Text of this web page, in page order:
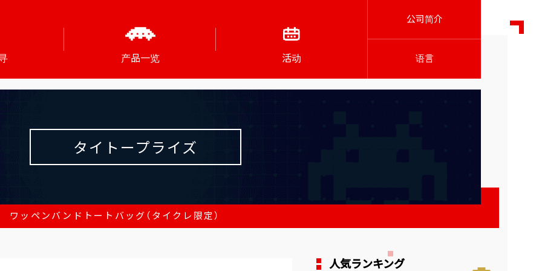
产品一览 活动
公司简介
语言
タイトープライズ
ッペンバンドトートバッグ（タイクレ限定）
人気ランキング